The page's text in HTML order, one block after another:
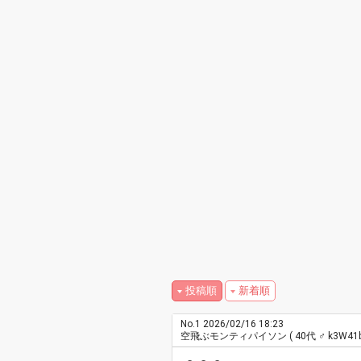
投稿順 新着順
No.1 2026/02/16 18:23
空飛ぶモンティパイソン ( 40代 ♂